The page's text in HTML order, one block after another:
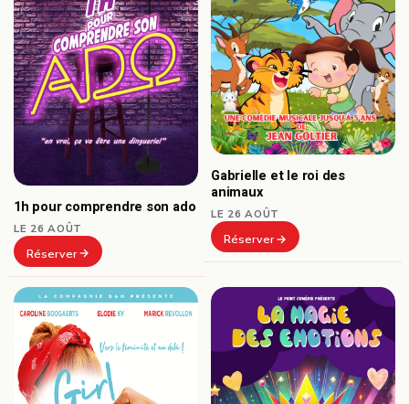
1h pour comprendre son ado
LE 26 AOÛT
Réserver
Gabrielle et le roi des
animaux
LE 26 AOÛT
Réserver